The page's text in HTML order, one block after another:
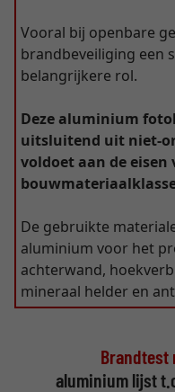
Vooral bij openbare
brandbeveiliging een
belangrijkere rol.
Deze aluminium
uitsluitend uit niet-
voldoet aan de eisen
De gebruikte
aluminium voor het
achterwand,
mineraal helder en
Brandtest
aluminium lijst